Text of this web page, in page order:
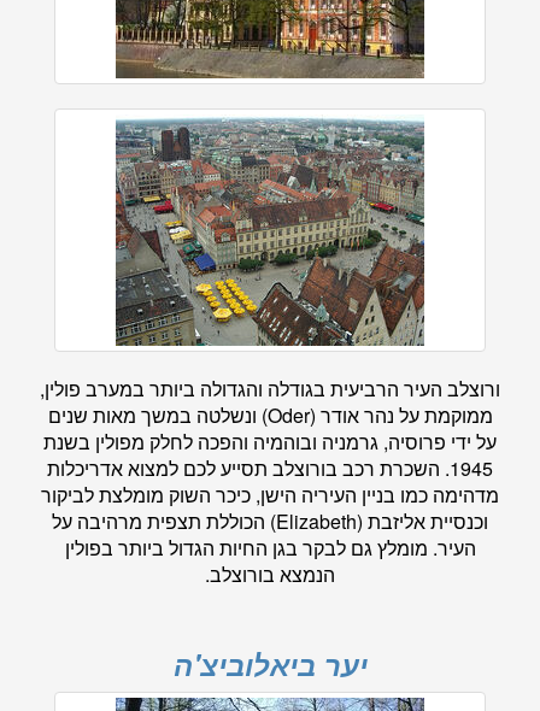
ורוצלב העיר הרביעית בגודלה והגדולה ביותר במערב פולין,
ממוקמת על נהר אודר (Oder) ונשלטה במשך מאות שנים
על ידי פרוסיה, גרמניה ובוהמיה והפכה לחלק מפולין בשנת
1945. השכרת רכב בורוצלב תסייע לכם למצוא אדריכלות
מדהימה כמו בניין העיריה הישן, כיכר השוק מומלצת לביקור
וכנסיית אליזבת (Elizabeth) הכוללת תצפית מרהיבה על
העיר. מומלץ גם לבקר בגן החיות הגדול ביותר בפולין
הנמצא בורוצלב.
יער ביאלוביצ'ה